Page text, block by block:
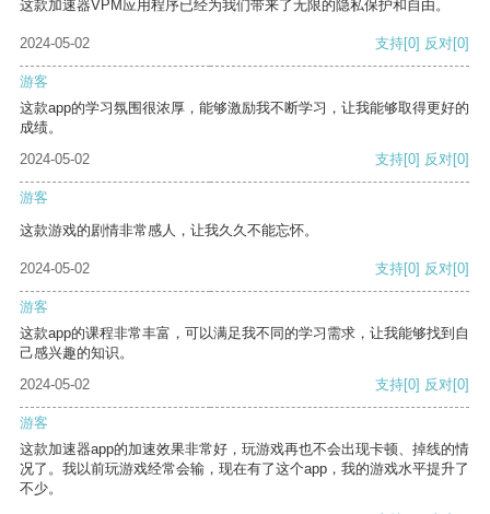
这款加速器VPM应用程序已经为我们带来了无限的隐私保护和自由。
2024-05-02 支持[0] 反对[0]
游客
这款app的学习氛围很浓厚，能够激励我不断学习，让我能够取得更好的
成绩。
2024-05-02
支持[0] 反对[0]
游客
这款游戏的剧情非常感人，让我久久不能忘怀。
2024-05-02 支持[0] 反对[0]
游客
这款app的课程非常丰富，可以满足我不同的学习需求，让我能够找到自
己感兴趣的知识。
2024-05-02
支持[0] 反对[0]
游客
这款加速器app的加速效果非常好，玩游戏再也不会出现卡顿、掉线的情
况了。我以前玩游戏经常会输，现在有了这个app，我的游戏水平提升了
不少。